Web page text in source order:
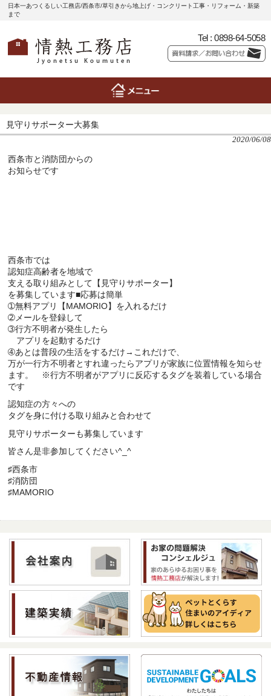
日本一あつくるしい工務店/西条市/草引きから地上げ・コンクリート工事・リフォーム・新築
まで
Tel : 0898-64-5058
見守りサポーター大募集
2020/06/08
西条市と消防団からの
お知らせです
西条市では
認知症高齢者を地域で
支える取り組みとして【見守りサポーター】
を募集しています■応募は簡単
➀無料アプリ【MAMORIO】を入れるだけ
➁メールを登録して
➂行方不明者が発生したら
アプリを起動するだけ
➃あとは普段の生活をするだけ→これだけで、
万が一行方不明者とすれ違ったらアプリが家族に位置情報を知らせ
ます。 ※行方不明者がアプリに反応するタグを装着している場合
です
認知症の方々への
タグを身に付ける取り組みと合わせて
見守りサポーターも募集しています
皆さん是非参加してください^_^
♯西条市
♯消防団
♯MAMORIO